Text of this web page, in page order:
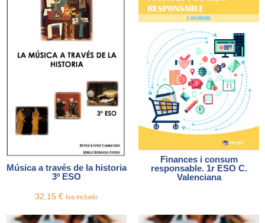
Música a través de la historia
3º ESO
32,15 € Iva incluido
Finances i consum
responsable. 1r ESO C.
Valenciana